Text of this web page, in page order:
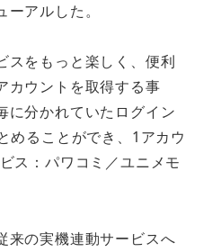
アルした。
スをもっと楽しく、便利
カウントを取得する事
に分かれていたログイン
めることができ、1アカウ
ス：パワコミ／ユニメモ
来の実機連動サービスへ